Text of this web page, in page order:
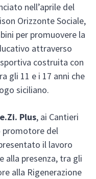
nell’aprile del
Orizzonte Sociale,
per promuovere la
attraverso
costruita con
gli 11 e i 17 anni che
siciliano.
Plus, ai Cantieri
promotore del
il lavoro
alla presenza, tra gli
alla Rigenerazione